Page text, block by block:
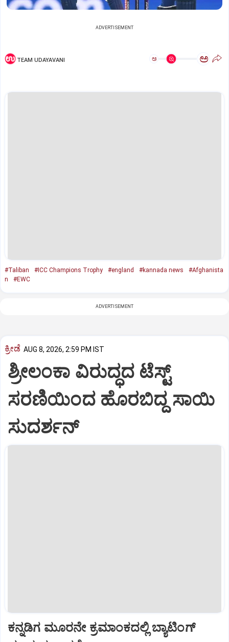
ADVERTISEMENT
TEAM UDAYAVANI ಅ ಅ
#Taliban #ICC Champions Trophy #england #kannada news
#Afghanista
n
#EWC
ADVERTISEMENT
ಕ್ರೀಡೆ AUG 8, 2026, 2:59 PM IST
ಶ್ರೀಲಂಕಾ ವಿರುದ್ಧದ ಟೆಸ್ಟ್
ಸರಣಿಯಿಂದ ಹೊರಬಿದ್ದ ಸಾಯಿ
ಸುದರ್ಶನ್
ಕನ್ನಡಿಗ ಮೂರನೇ ಕ್ರಮಾಂಕದಲ್ಲಿ ಬ್ಯಾಟಿಂಗ್